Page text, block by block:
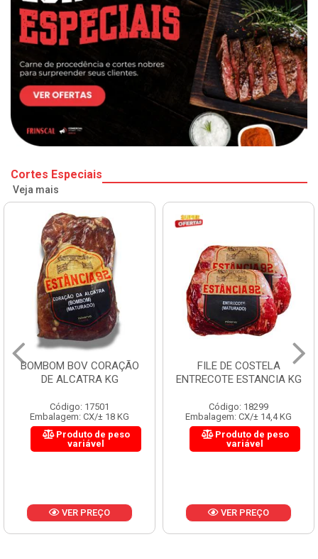
Cortes Especiais
Veja mais
BOMBOM BOV CORAÇÃO
DE ALCATRA KG
Código: 17501
Embalagem: CX/± 18 KG
Produto de peso
variável
VER PREÇO
FILE DE COSTELA
ENTRECOTE ESTANCIA KG
Código: 18299
Embalagem: CX/± 14,4 KG
Produto de peso
variável
VER PREÇO